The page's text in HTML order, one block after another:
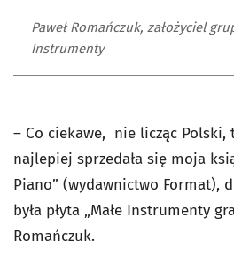
Paweł Romańczuk, założyciel
Instrumenty
– Co ciekawe, nie licząc Polski,
najlepiej sprzedała się moja
Piano” (wydawnictwo Format),
była płyta „Małe Instrumenty
Romańczuk.